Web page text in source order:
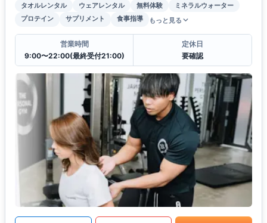
タオルレンタル ウェアレンタル 無料体験
ミネラルウォーター
プロテイン
サプリメント 食事指導 もっと見る
営業時間
9:00〜22:00(最終受付21:00)
定休日
要確認